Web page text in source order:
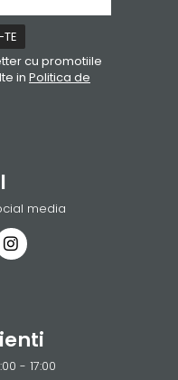
cu promotiile
in Politica de
media
- 17:00